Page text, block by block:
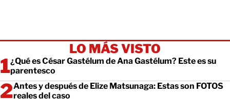
LO MÁS VISTO
¿Qué es César Gastélum de Ana Gastélum? Este es su
parentesco
Antes y después de Elize Matsunaga: Estas son FOTOS
reales del caso